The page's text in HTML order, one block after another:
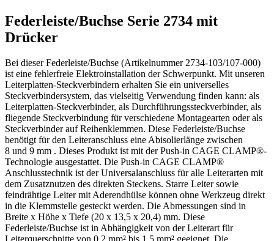
Federleiste/Buchse Serie 2734 mit
Drücker
Bei dieser Federleiste/Buchse (Artikelnummer 2734-103/107-000)
ist eine fehlerfreie Elektroinstallation der Schwerpunkt. Mit unseren
Leiterplatten-Steckverbindern erhalten Sie ein universelles
Steckverbindersystem, das vielseitig Verwendung finden kann: als
Leiterplatten-Steckverbinder, als Durchführungssteckverbinder, als
fliegende Steckverbindung für verschiedene Montagearten oder als
Steckverbinder auf Reihenklemmen. Diese Federleiste/Buchse
benötigt für den Leiteranschluss eine Abisolierlänge zwischen
8 und 9 mm . Dieses Produkt ist mit der Push-in CAGE CLAMP®-
Technologie ausgestattet. Die Push-in CAGE CLAMP®
Anschlusstechnik ist der Universalanschluss für alle Leiterarten mit
dem Zusatznutzen des direkten Steckens. Starre Leiter sowie
feindrähtige Leiter mit Aderendhülse können ohne Werkzeug direkt
in die Klemmstelle gesteckt werden. Die Abmessungen sind in
Breite x Höhe x Tiefe (20 x 13,5 x 20,4) mm. Diese
Federleiste/Buchse ist in Abhängigkeit von der Leiterart für